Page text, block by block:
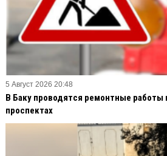
5 Август 2026 20:48
В Баку проводятся ремонтные работы
проспектах